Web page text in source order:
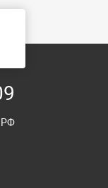
РФ